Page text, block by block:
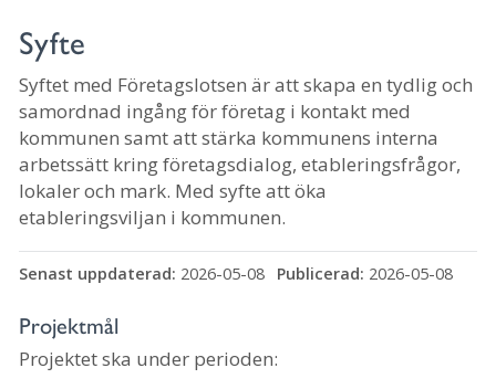
Syfte
Syftet med Företagslotsen är att skapa en tydlig och
samordnad ingång för företag i kontakt med
kommunen samt att stärka kommunens interna
arbetssätt kring företagsdialog, etableringsfrågor,
lokaler och mark. Med syfte att öka
etableringsviljan i kommunen.
Senast uppdaterad: 2026-05-08 Publicerad: 2026-05-08
Projektmål
Projektet ska under perioden: